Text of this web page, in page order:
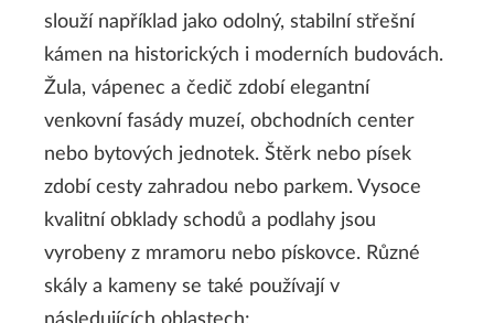
slouží například jako odolný, stabilní střešní
kámen na historických i moderních budovách.
Žula, vápenec a čedič zdobí elegantní
venkovní fasády muzeí, obchodních center
nebo bytových jednotek. Štěrk nebo písek
zdobí cesty zahradou nebo parkem. Vysoce
kvalitní obklady schodů a podlahy jsou
vyrobeny z mramoru nebo pískovce. Různé
skály a kameny se také používají v